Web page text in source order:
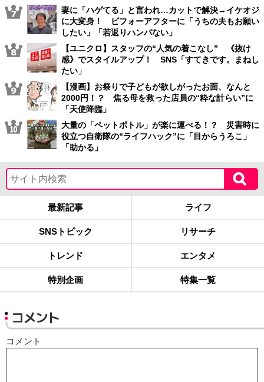
妻に「ハゲてる」と言われ…カットで解決→イケオジ
に大変身！ ビフォーアフターに「うちの夫もお願い
したい」「若返りハンパない」
【ユニクロ】スタッフの“人気の着こなし” 《抜け
感》でスタイルアップ！ SNS「すてきです。まねし
たい」
【漫画】お祭りで子どもが欲しがったお面、なんと
2000円！？ 焦る母を救った店員の“粋な計らい”に
「天使降臨」
大量の「ペットボトル」が楽に運べる！？ 災害時に
役立つ自衛隊の“ライフハック”に「目からうろこ」
「助かる」
最新記事 ライフ
SNSトピック リサーチ
トレンド エンタメ
特別企画 特集一覧
コメント
コメント